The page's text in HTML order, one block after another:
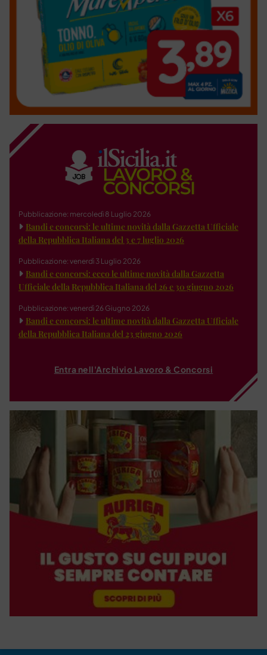
Pubblicazione: mercoledì 8 Luglio 2026
Bandi e concorsi: le ultime novità dalla Gazzetta Ufficiale
della Repubblica Italiana del 3 e 7 luglio 2026
Pubblicazione: venerdì 3 Luglio 2026
Bandi e concorsi: ecco le ultime novità dalla Gazzetta
Ufficiale della Repubblica Italiana del 26 e 30 giugno 2026
Pubblicazione: venerdì 26 Giugno 2026
Bandi e concorsi: le ultime novità dalla Gazzetta Ufficiale
della Repubblica Italiana del 23 giugno 2026
Entra nell'Archivio Lavoro & Concorsi